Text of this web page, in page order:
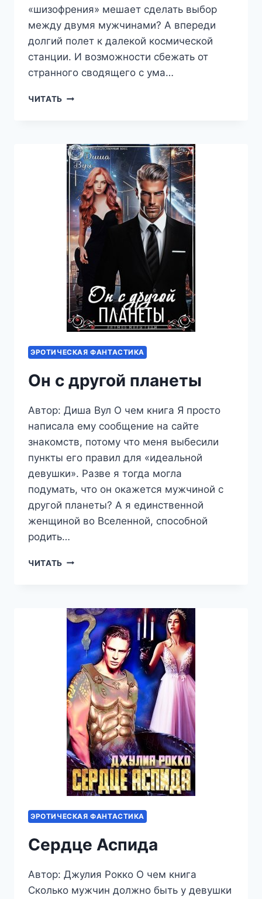
«шизофрения» мешает сделать выбор
между двумя мужчинами? А впереди
долгий полет к далекой космической
станции. И возможности сбежать от
странного сводящего с ума…
ЧИТАТЬ ДВАЖДЫ
ЭРОТИЧЕСКАЯ ФАНТАСТИКА
Он с другой планеты
Автор: Диша Вул О чем книга Я просто
написала ему сообщение на сайте
знакомств, потому что меня выбесили
пункты его правил для «идеальной
девушки». Разве я тогда могла
подумать, что он окажется мужчиной с
другой планеты? А я единственной
женщиной во Вселенной, способной
родить…
ЧИТАТЬ ОН
ЭРОТИЧЕСКАЯ ФАНТАСТИКА
Сердце Аспида
Автор: Джулия Рокко О чем книга
Сколько мужчин должно быть у девушки